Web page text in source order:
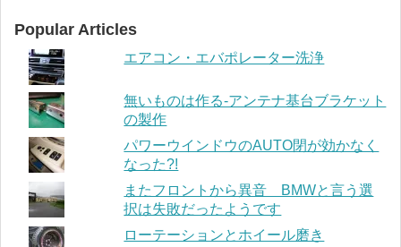
Popular Articles
エアコン・エバポレーター洗浄
無いものは作る-アンテナ基台ブラケット
の製作
パワーウインドウのAUTO閉が効かなく
なった?!
またフロントから異音 BMWと言う選
択は失敗だったようです
ローテーションとホイール磨き